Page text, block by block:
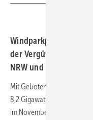
Windparkplaner boten
der
NRW und
Mit Geboten für
8,2 Gigawatt (GW) haben
im November